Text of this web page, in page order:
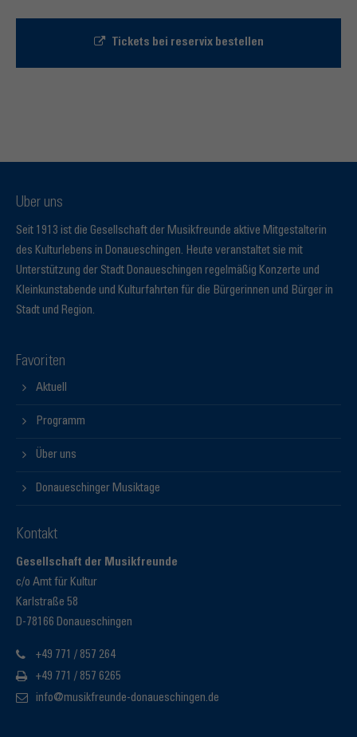
Tickets bei reservix bestellen
Über uns
Seit 1913 ist die Gesellschaft der Musikfreunde aktive Mitgestalterin
des Kulturlebens in Donaueschingen. Heute veranstaltet sie mit
Unterstützung der Stadt Donaueschingen regelmäßig Konzerte und
Kleinkunstabende und Kulturfahrten für die Bürgerinnen und Bürger in
Stadt und Region.
Favoriten
Aktuell
Programm
Über uns
Donaueschinger Musiktage
Kontakt
Gesellschaft der Musikfreunde
c/o Amt für Kultur
Karlstraße 58
D-78166 Donaueschingen
+49 771 / 857 264
+49 771 / 857 6265
info@musikfreunde-donaueschingen.de